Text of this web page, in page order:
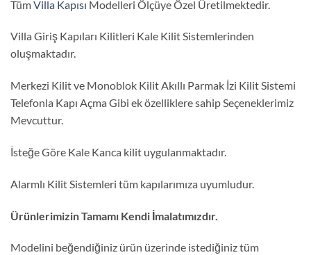
TümVilla Kapısı Modelleri Ölçüye Özel Üretilmektedir.
Villa Giriş Kapıları Kilitleri Kale Kilit Sistemlerinden
oluşmaktadır.
Merkezi Kilit ve Monoblok Kilit Akıllı Parmak İzi Kilit Sistemi
Telefonla Kapı Açma Gibi ek özelliklere sahip Seçeneklerimiz
Mevcuttur.
İsteğe Göre Kale Kanca kilit uygulanmaktadır.
Alarmlı Kilit Sistemleri tüm kapılarımıza uyumludur.
Ürünlerimizin Tamamı Kendi İmalatımızdır.
Modelini beğendiğiniz ürün üzerinde istediğiniz tüm